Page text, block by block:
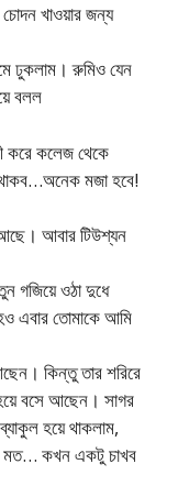
খাওয়ার জন্য
ঢুকলাম। রুমিও যেন
বলল
করে কলেজ থেকে
মজা হবে!
আবার টিউশ্যন
গজিয়ে ওঠা দুধে
এবার তোমাকে আমি
কিন্তু তার শরিরে
বসে আছেন। সাগর
হয়ে থাকলাম,
মত… কখন একটু চাখব